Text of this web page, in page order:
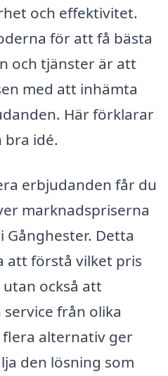
och effektivitet.
för att få bästa
och tjänster är att
med att inhämta
Här förklarar
idé.
erbjudanden får du
marknadspriserna
Detta
att förstå vilket pris
också att
från olika
alternativ ger
den lösning som